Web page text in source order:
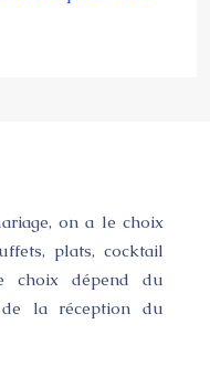
on a le choix
plats, cocktail
choix dépend du
la réception du